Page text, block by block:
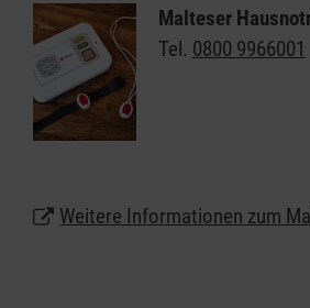
Hausnotruf können Sie oder Ihre
weiter selbstbestimmt und
in Viernheim leben. Das kleine,
wie eine Armbanduhr am
werden oder auf Wunsch auch als
beraten und erhalten weitere
Malteser
Tel. 0800 9966001
Weitere Informationen zum